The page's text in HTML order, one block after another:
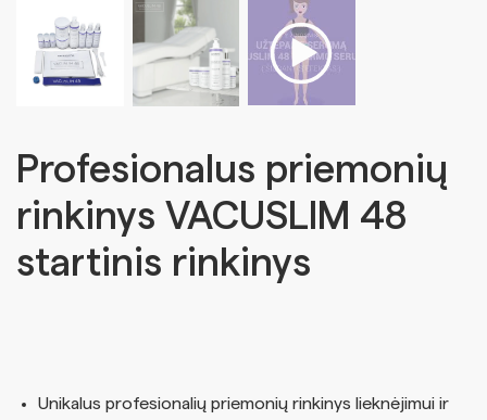
Profesionalus priemonių
rinkinys VACUSLIM 48
startinis rinkinys
Unikalus profesionalių priemonių rinkinys lieknėjimui ir